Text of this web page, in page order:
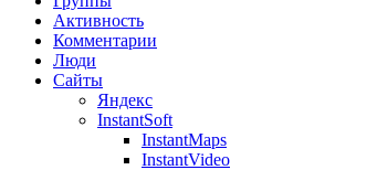
Активность
Комментарии
Люди
Сайты
Яндекс
InstantSoft
InstantMaps
InstantVideo